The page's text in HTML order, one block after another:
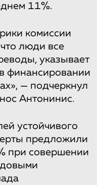
11%.
комиссии
люди все
указывает
финансировании
— подчеркнул
Антонинис.
устойчивого
предложили
при совершении